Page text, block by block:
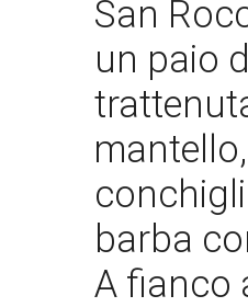
San
un paio
barba
A fianco